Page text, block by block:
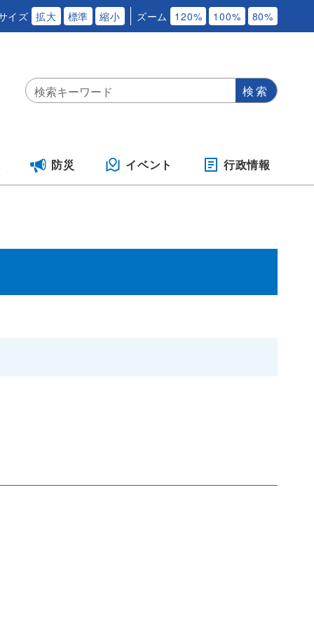
イズ 拡大 標準 縮小 ズーム 120% 100% 80%
防災 イベント 行政情報